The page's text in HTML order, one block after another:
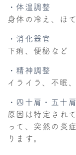
・体温調整
身体の冷え、ほ
・消化器官
下痢、便秘など
・精神調整
イライラ、不眠
・四十肩・五十肩
原因は特定され
って、突然の炎
ります。